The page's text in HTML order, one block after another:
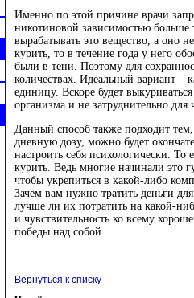
Именно по этой причине врачи
никотиновой зависимостью больше
вырабатывать это вещество, а оно
курить, то в течение года у него
были в тени. Поэтому для
количествах. Идеальный вариант
единицу. Вскоре будет
организма и не затруднительно для
Данный способ также подходит
дневную дозу, можно будет
настроить себя психологически. То
курить. Ведь многие начинали это
чтобы укрепиться в какой-либо
Зачем вам нужно тратить деньги
лучше ли их потратить на какой-
и чувствительность ко всему
победы над собой.
Вернуться к списку